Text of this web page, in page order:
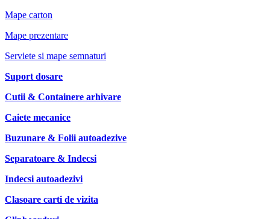
Mape carton
Mape prezentare
Serviete si mape semnaturi
Suport dosare
Cutii & Containere arhivare
Caiete mecanice
Buzunare & Folii autoadezive
Separatoare & Indecsi
Indecsi autoadezivi
Clasoare carti de vizita